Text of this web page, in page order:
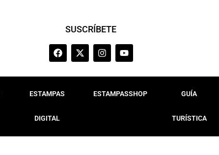
SUSCRÍBETE
ESTAMPAS
DIGITAL
ESTAMPASSHOP GUÍA
TURÍSTICA